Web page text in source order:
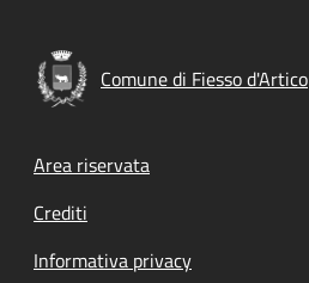
Comune di Fiesso d'Artico
Footer menu
Area riservata
Crediti
Informativa privacy